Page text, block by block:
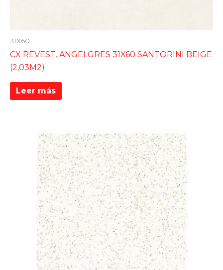
31X60
CX REVEST. ANGELGRES 31X60 SANTORINI BEIGE
(2,03M2)
Leer más